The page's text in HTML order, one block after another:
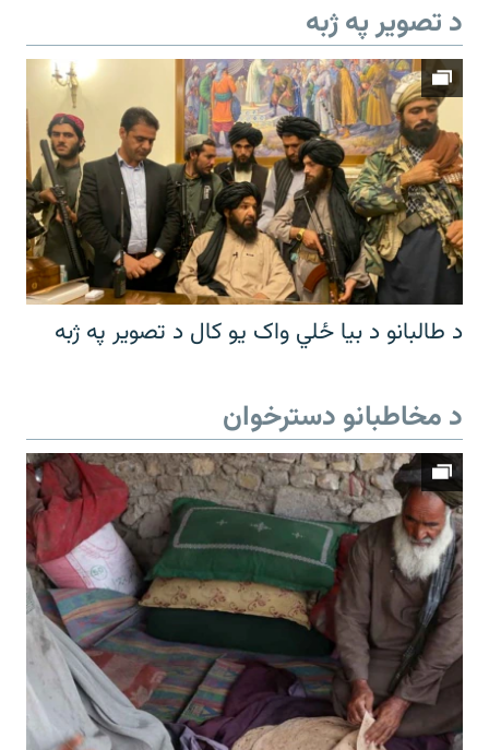
د تصویر په ژبه
د طالبانو د بیا ځلي واک یو کال د تصویر په ژبه
د مخاطبانو دسترخوان